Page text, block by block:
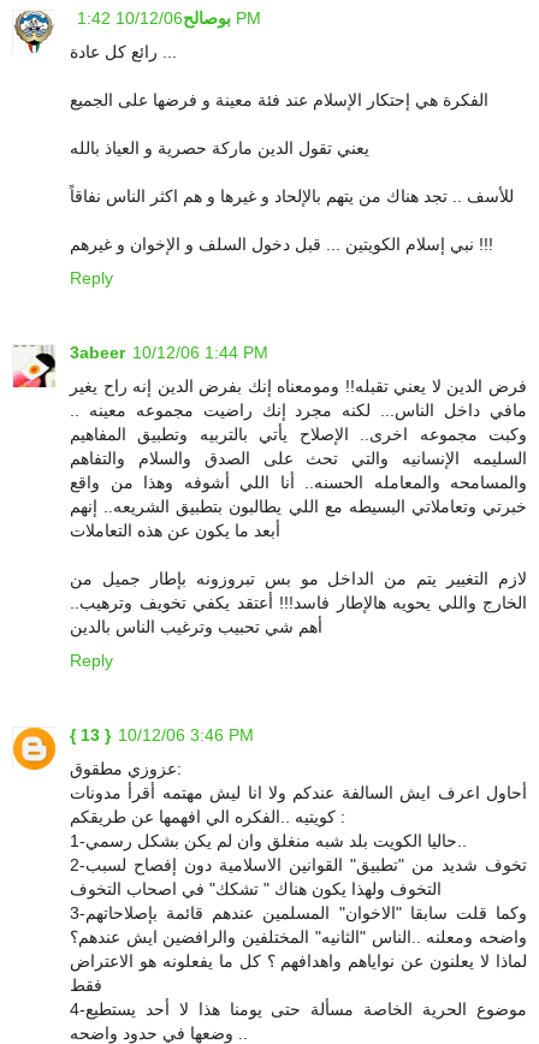
بوصالح 10/12/06 1:42 PM
الفكرة هي إحتكار الإسلام عند فئة معينة و فرضها على الجميع
يعني تقول الدين ماركة حصرية و العياذ بالله
للأسف .. تجد هناك من يتهم بالإلحاد و غيرها و هم اكثر الناس نفاقاً
نبي إسلام الكويتين ... قبل دخول السلف و الإخوان و غيرهم !!!
Reply
3abeer 10/12/06 1:44 PM
فرض الدين لا يعني تقبله!! ومومعناه إنك بفرض الدين إنه راح يغير
مافي داخل الناس... لكنه مجرد إنك راضيت مجموعه معينه ..
وكبت مجموعه اخرى.. الإصلاح يأتي بالتربيه وتطبيق المفاهيم
السليمه الإنسانيه والتي تحث على الصدق والسلام والتفاهم
والمسامحه والمعامله الحسنه.. أنا اللي أشوفه وهذا من واقع
خبرتي وتعاملاتي البسيطه مع اللي يطالبون بتطبيق الشريعه.. إنهم
أبعد ما يكون عن هذه التعاملات
لازم التغيير يتم من الداخل مو بس تبروزونه بإطار جميل من
الخارج واللي يحويه هالإطار فاسد!!! أعتقد يكفي تخويف وترهيب..
أهم شي تحبيب وترغيب الناس بالدين
Reply
{ 13 } 10/12/06 3:46 PM
عزوزي مطقوق:
أحاول اعرف ايش السالفة عندكم ولا انا ليش مهتمه أقرأ مدونات
كويتيه ..الفكره الي افهمها عن طريقكم :
2-تخوف شديد من "تطبيق" القوانين الاسلامية دون إفصاح لسبب
التخوف ولهذا يكون هناك " تشكك" في اصحاب التخوف
3-وكما قلت سابقا "الاخوان" المسلمين عندهم قائمة بإصلاحاتهم
واضحه ومعلنه ..الناس "الثانيه" المختلفين والرافضين ايش عندهم؟
لماذا لا يعلنون عن نواياهم واهدافهم ؟ كل ما يفعلونه هو الاعتراض
فقط
4-موضوع الحرية الخاصة مسألة حتى يومنا هذا لا أحد يستطيع